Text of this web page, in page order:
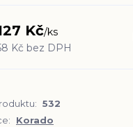
Kč/ks
Kč bez DPH
532
Korado